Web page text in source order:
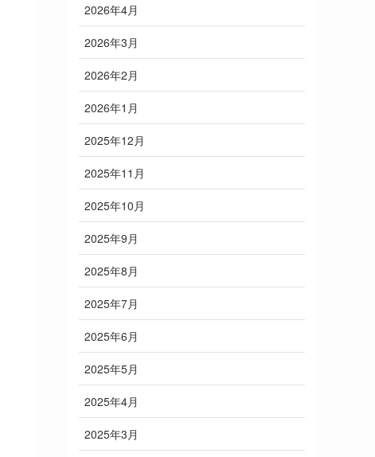
2026年4月
2026年3月
2026年2月
2026年1月
2025年12月
2025年11月
2025年10月
2025年9月
2025年8月
2025年7月
2025年6月
2025年5月
2025年4月
2025年3月